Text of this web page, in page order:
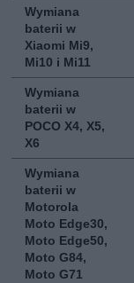
Wymiana
baterii w
Xiaomi Mi9,
Mi10 i Mi11
Wymiana
baterii w
POCO X4, X5,
X6
Wymiana
baterii w
Motorola
Moto Edge30,
Moto Edge50,
Moto G84,
Moto G71